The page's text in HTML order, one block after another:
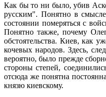
Как бы то ни было, убив
русским". Понятно в
состоянии померяться с
Понятно также, почему
обстоятельства. Киев, как
кочевых народов. Здесь,
вероятно, было прежде
стороны степей,
отсюда же понятна
князю киевскому.